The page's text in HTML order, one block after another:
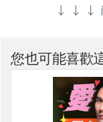
↓ ↓ ↓
您也可能喜歡